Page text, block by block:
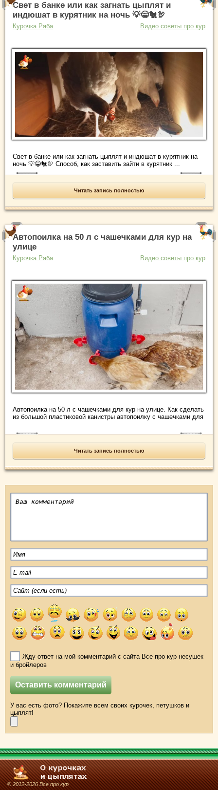
Свет в банке или как загнать цыплят и
индюшат в курятник на ночь 💡😁🐔🦃
Курочка Ряба Видео советы про кур
Свет в банке или как загнать цыплят и индюшат в курятник на
ночь 💡😁🐔🦃 Способ, как заставить зайти в курятник ...
Читать запись полностью
Автопоилка на 50 л с чашечками для кур на
улице
Курочка Ряба Видео советы про кур
Автопоилка на 50 л с чашечками для кур на улице. Как сделать
из большой пластиковой канистры автопоилку с чашечками для
...
Читать запись полностью
Жду ответ на мой комментарий с сайта Все про кур несушек
и бройлеров
У вас есть фото? Покажите всем своих курочек, петушков и
цыплят!
© 2012-2026 Все про кур